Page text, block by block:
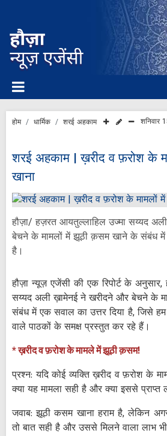
होम धार्मिक शरई अहकाम शनिवार
शरई अहकाम | ख़रीद व फ़रोश के
खाना
हौज़ा/ हज़रत आयतुल्लाहिल उज्मा सय्यद
बेचने के मामलों में झूठी क़सम खाने के संबंध में
है।
हौज़ा न्यूज़ एजेंसी की एक रिपोर्ट के
सय्यद अली ख़ामेनई ने खरीदने और बेचने के
संबंध में एक सवाल का उत्तर दिया है, जिसे
वाले पाठकों के समक्ष प्रस्तुत कर रहे हैं।
* ख़रीद व फ़रोश के मामले में झूठी क़सम!
प्रश्न: यदि कोई व्यक्ति ख़रीद व फ़रोश के
क्या यह मामला सही है और क्या इससे प्राप्त
जवाब: झूठी कसम खाना हराम है, लेकिन
तो बात सही है और उससे मिलने वाला लाभ